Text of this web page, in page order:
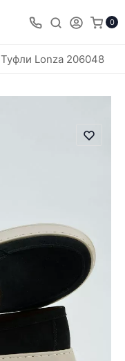
0
Туфли Lonza 206048